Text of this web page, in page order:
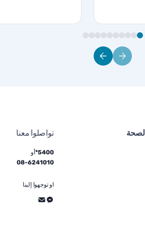
تواصلوا معنا
5400*
أو
6241010
-
08
او توجهوا إلينا